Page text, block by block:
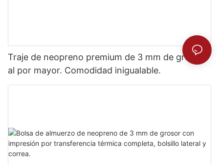
Traje de neopreno premium de 3 mm de grosor
al por mayor. Comodidad inigualable.